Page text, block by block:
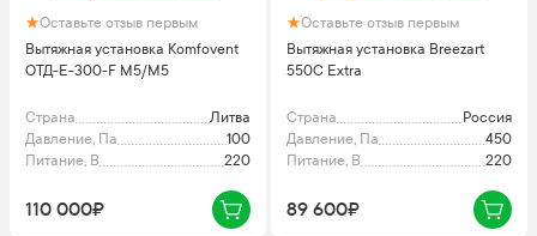
Оставьте отзыв первым
Вытяжная установка Komfovent
ОТД-E-300-F M5/M5
Страна
Литва
Давление, Па
100
Питание, В
220
110 000₽
Оставьте отзыв первым
Вытяжная установка Breezart
550C Extra
Страна
Россия
Давление, Па
450
Питание, В
220
89 600₽